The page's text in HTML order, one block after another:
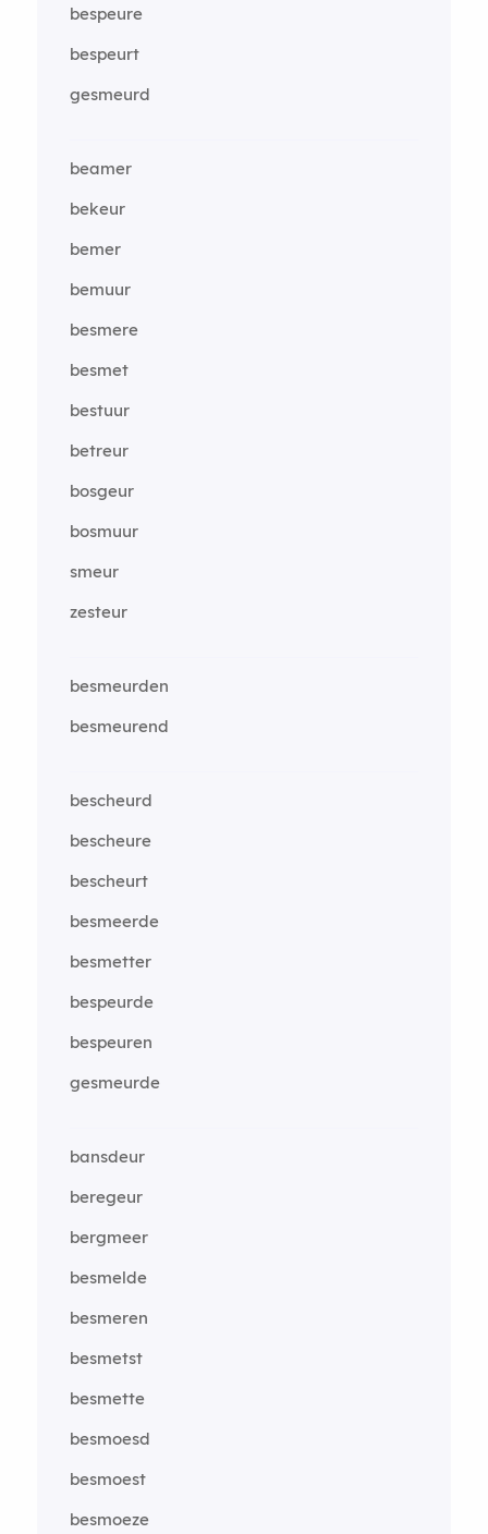
bespeure
bespeurt
gesmeurd
beamer
bekeur
bemer
bemuur
besmere
besmet
bestuur
betreur
bosgeur
bosmuur
smeur
zesteur
besmeurden
besmeurend
bescheurd
bescheure
bescheurt
besmeerde
besmetter
bespeurde
bespeuren
gesmeurde
bansdeur
beregeur
bergmeer
besmelde
besmeren
besmetst
besmette
besmoesd
besmoest
besmoeze